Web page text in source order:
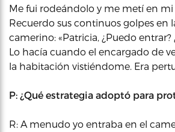
Me fui rodeándolo y me metí en
Recuerdo sus continuos golpes en
camerino: «Patricia, ¿Puedo entrar?
Lo hacía cuando el encargado de
la habitación vistiéndome. Era
P: ¿Qué estrategia adoptó para
R: A menudo yo entraba en el